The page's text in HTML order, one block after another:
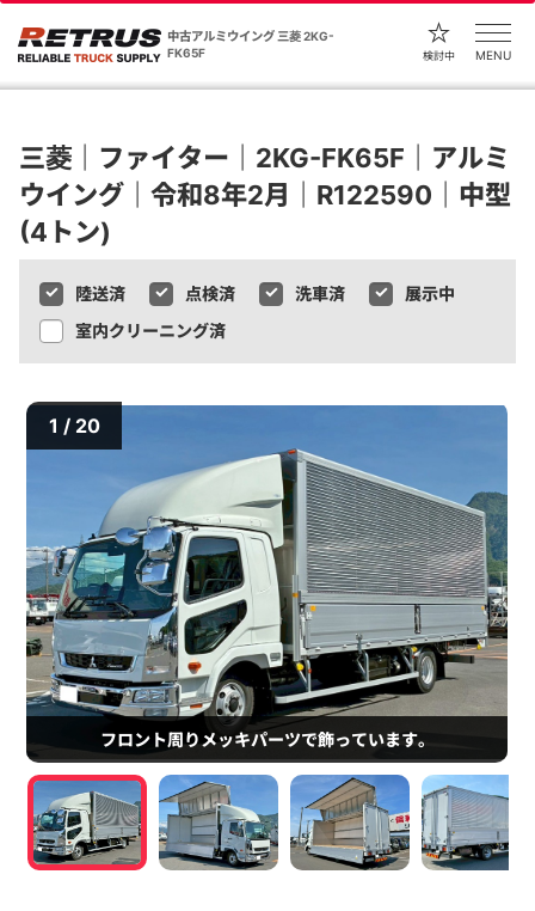
中古アルミウイング 三菱 2KG-
FK65F
検討中 MENU
三菱｜ファイター｜2KG-FK65F｜アルミ
ウイング｜令和8年2月｜R122590｜中型
(4トン)
陸送済 点検済 洗車済
展示中
室内クリーニング済
1 / 20
フロント周りメッキパーツで飾っています。